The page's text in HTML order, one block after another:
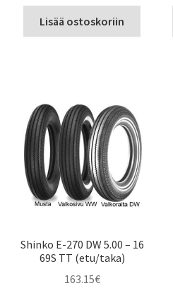
Lisää ostoskoriin
Shinko E-270 DW 5.00 – 16
69S TT (etu/taka)
163.15€